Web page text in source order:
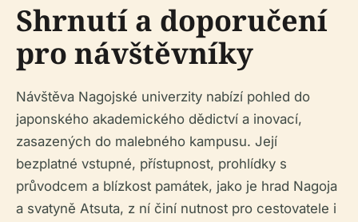
Shrnutí a doporučení
pro návštěvníky
Návštěva Nagojské univerzity nabízí pohled do
japonského akademického dědictví a inovací,
zasazených do malebného kampusu. Její
bezplatné vstupné, přístupnost, prohlídky s
průvodcem a blízkost památek, jako je hrad Nagoja
a svatyně Atsuta, z ní činí nutnost pro cestovatele i